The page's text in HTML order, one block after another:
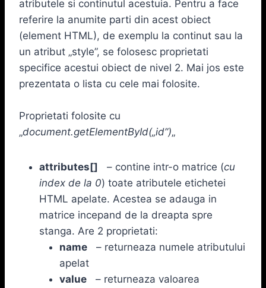
atributele si continutul acestuia. Pentru a face
referire la anumite parti din acest obiect
(element HTML), de exemplu la continut sau la
un atribut „style”, se folosesc proprietati
specifice acestui obiect de nivel 2. Mai jos este
prezentata o lista cu cele mai folosite.
Proprietati folosite cu
„document.getElementById(„id”)„
attributes[] – contine intr-o matrice (cu
index de la 0) toate atributele etichetei
HTML apelate. Acestea se adauga in
matrice incepand de la dreapta spre
stanga. Are 2 proprietati:
name – returneaza numele atributului
apelat
value – returneaza valoarea